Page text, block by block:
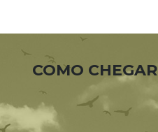
COMO CHEGAR